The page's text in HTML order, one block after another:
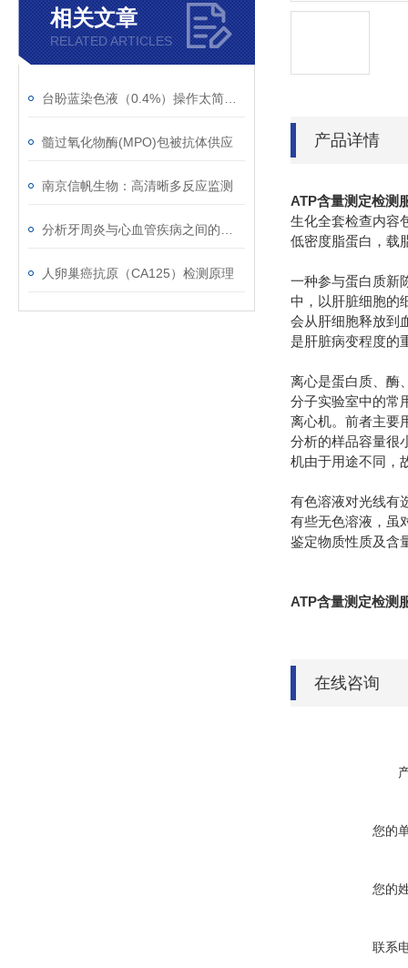
相关文章
RELATED ARTICLES
髓过氧化物酶(MPO)包被抗体供应
南京信帆生物：高清晰多反应监测
人卵巢癌抗原（CA125）检测原理
产品详情
ATP含量测定检测
生化全套检查内容
低密度脂蛋白，载
一种参与蛋白质新
中，以肝脏细胞的
会从肝细胞释放到
是肝脏病变程度的
离心是蛋白质、酶
分子实验室中的常
离心机。前者主要
分析的样品容量很
机由于用途不同，
有色溶液对光线有
有些无色溶液，虽
鉴定物质性质及含
ATP含量测定检测
在线咨询
您的
您的
联系